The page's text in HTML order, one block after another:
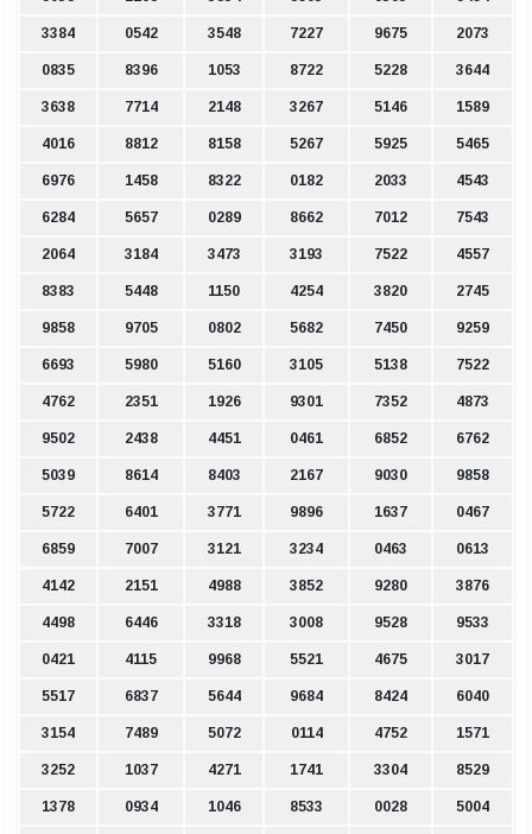
3384 0542 3548 7227 9675 2073
0835 8396 1053 8722 5228 3644
3638 7714 2148 3267 5146 1589
4016 8812 8158 5267 5925 5465
6976 1458 8322 0182 2033 4543
6284 5657 0289 8662 7012 7543
2064 3184 3473 3193 7522 4557
8383 5448 1150 4254 3820 2745
9858 9705 0802 5682 7450 9259
6693 5980 5160 3105 5138 7522
4762 2351 1926 9301 7352 4873
9502 2438 4451 0461 6852 6762
5039 8614 8403 2167 9030 9858
5722 6401 3771 9896 1637 0467
6859 7007 3121 3234 0463 0613
4142 2151 4988 3852 9280 3876
4498 6446 3318 3008 9528 9533
0421 4115 9968 5521 4675 3017
5517 6837 5644 9684 8424 6040
3154 7489 5072 0114 4752 1571
3252 1037 4271 1741 3304 8529
1378 0934 1046 8533 0028 5004